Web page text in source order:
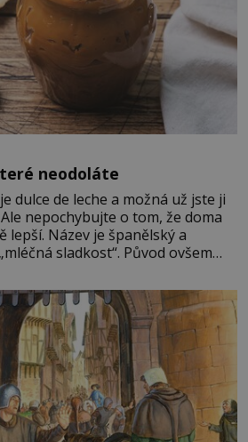
neodoláte
dulce de leche a možná už jste ji
nepochybujte o tom, že doma
lepší. Název je španělský a
sladkost“. Původ ovšem
zemí a k tomu